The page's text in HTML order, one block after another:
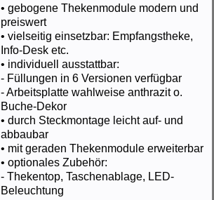
• gebogene Thekenmodule modern und
preiswert
• vielseitig einsetzbar: Empfangstheke,
Info-Desk etc.
• individuell ausstattbar:
- Füllungen in 6 Versionen verfügbar
- Arbeitsplatte wahlweise anthrazit o.
Buche-Dekor
• durch Steckmontage leicht auf- und
abbaubar
• mit geraden Thekenmodule erweiterbar
• optionales Zubehör:
- Thekentop, Taschenablage, LED-
Beleuchtung